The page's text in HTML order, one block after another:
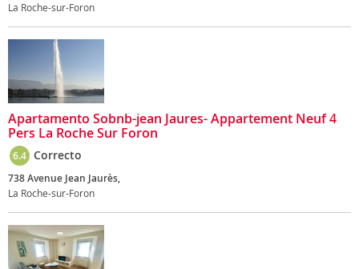
La Roche-sur-Foron
Apartamento Sobnb-jean Jaures- Appartement Neuf 4
Pers La Roche Sur Foron
6.4 Correcto
738 Avenue Jean Jaurès,
La Roche-sur-Foron